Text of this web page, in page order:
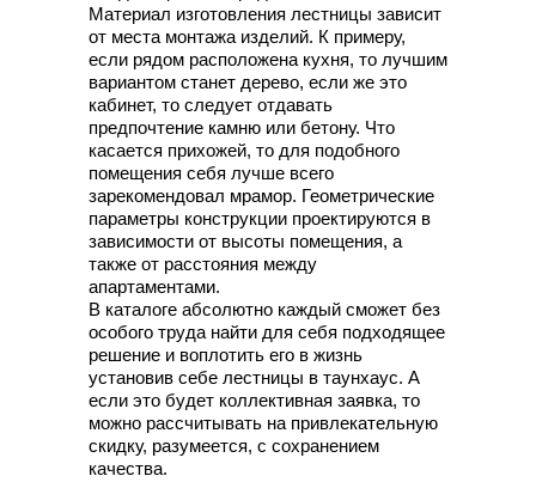
Материал изготовления лестницы зависит
от места монтажа изделий. К примеру,
если рядом расположена кухня, то лучшим
вариантом станет дерево, если же это
кабинет, то следует отдавать
предпочтение камню или бетону. Что
касается прихожей, то для подобного
помещения себя лучше всего
зарекомендовал мрамор. Геометрические
параметры конструкции проектируются в
зависимости от высоты помещения, а
также от расстояния между
апартаментами.
В каталоге абсолютно каждый сможет без
особого труда найти для себя подходящее
решение и воплотить его в жизнь
установив себе лестницы в таунхаус. А
если это будет коллективная заявка, то
можно рассчитывать на привлекательную
скидку, разумеется, с сохранением
качества.